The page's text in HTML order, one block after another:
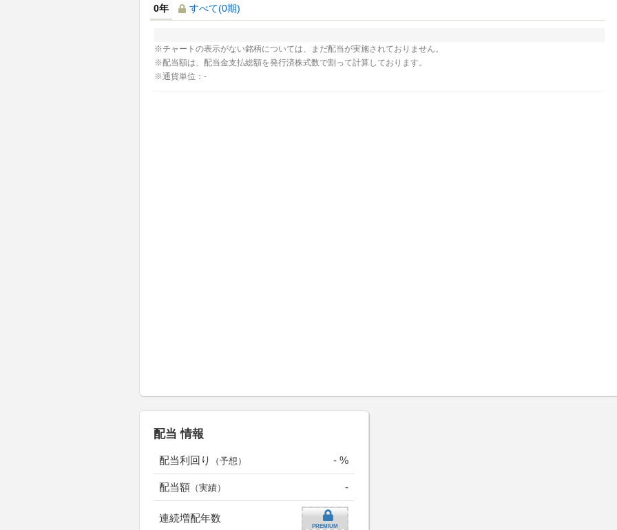
0年 すべて(0期)
※チャートの表示がない銘柄については、まだ配当が実施されておりません。
※配当額は、配当金支払総額を発行済株式数で割って計算しております。
※通貨単位：-
配当 情報
配当利回り （予想） - %
配当額 （実績） -
連続増配年数
PREMIUM